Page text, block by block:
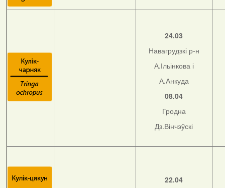
24.03
Навагрудзкі р-н
А.Ільінкова і
А.Анкуда
08.04
Гродна
Дз.Вінчэўскі
22.04